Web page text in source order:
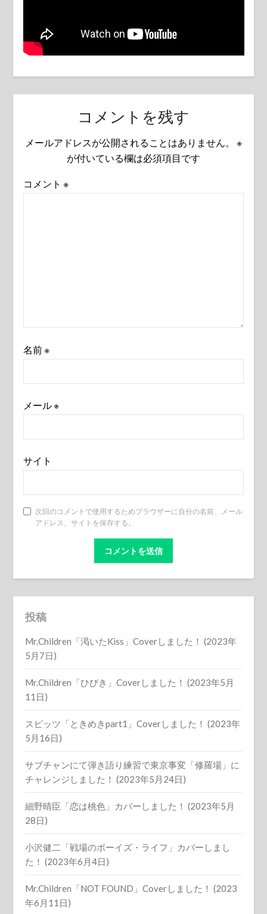
コメントを残す
メールアドレスが公開されることはありません。
※
が付いている欄は必須項目です
コメント ※
名前※
メール※
サイト
次回のコメントで使用するためブラウザーに自分の名前、メール
アドレス、サイトを保存する。
投稿
Mr.Children「渇いたKiss」Coverしました！ (2023年
5月7日)
Mr.Children「ひびき」Coverしました！ (2023年5月
11日)
スピッツ「ときめきpart1」Coverしました！ (2023年
5月16日)
サブチャンにて弾き語り練習で東京事変「修羅場」に
チャレンジしました！ (2023年5月24日)
細野晴臣「恋は桃色」カバーしました！ (2023年5月
28日)
小沢健二「戦場のボーイズ・ライフ」カバーしまし
た！ (2023年6月4日)
Mr.Children「NOT FOUND」Coverしました！ (2023
年6月11日)